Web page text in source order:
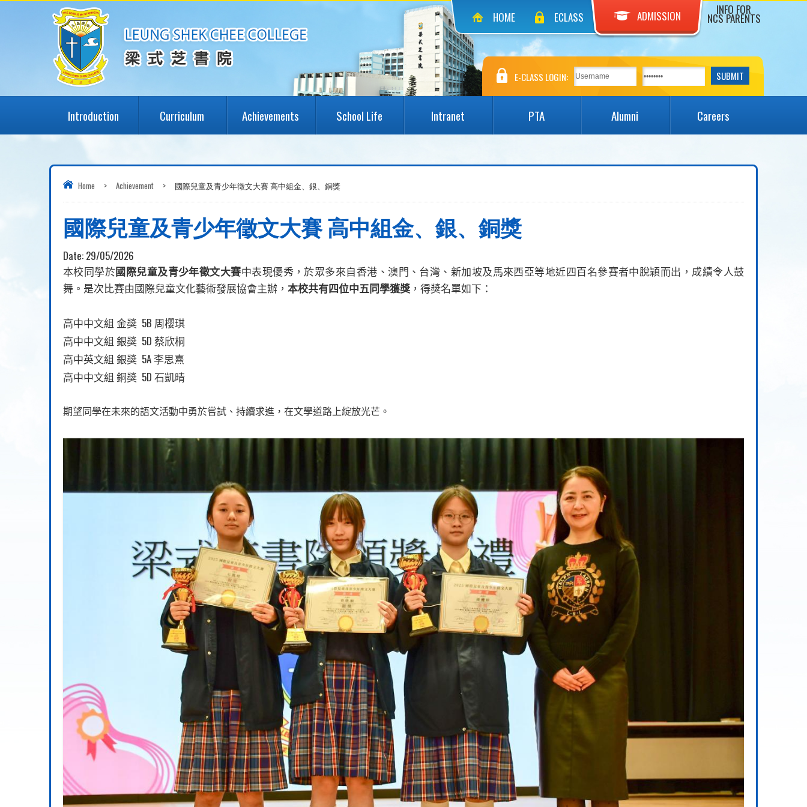
HOME ECLASS ADMISSION INFO FOR
NCS PARENTS
E-CLASS LOGIN:
Introduction Curriculum Achievements School Life Intranet PTA Alumni Careers
Home > Achievement > 國際兒童及青少年徵文大賽 高中組金、銀、銅獎
國際兒童及青少年徵文大賽 高中組金、銀、銅獎
Date: 29/05/2026
本校同學於國際兒童及青少年徵文大賽中表現優秀，於眾多來自香港、澳門、台灣、新加坡及馬來西亞等地近四百名參賽者中脫穎而出，成績令人鼓
舞。是次比賽由國際兒童文化藝術發展協會主辦， 本校共有四位中五同學獲獎 ，得獎名單如下：
高中中文組 金獎 5B 周櫻琪
高中中文組 銀獎 5D 蔡欣桐
高中英文組 銀獎 5A 李思熹
高中中文組 銅獎 5D 石凱晴
期望同學在未來的語文活動中勇於嘗試、持續求進，在文學道路上綻放光芒。